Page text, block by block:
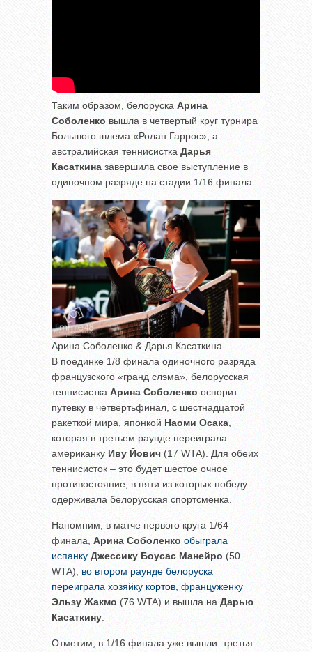
Таким образом, белоруска Арина
Соболенко вышла в четвертый круг турнира
Большого шлема «Ролан Гаррос», а
австралийская теннисистка Дарья
Касаткина завершила свое выступление в
одиночном разряде на стадии 1/16 финала.
Арина Соболенко & Дарья Касаткина
В поединке 1/8 финала одиночного разряда
французского «гранд слэма», белорусская
теннисистка Арина Соболенко оспорит
путевку в четвертьфинал, с шестнадцатой
ракеткой мира, японкой Наоми Осака
которая в третьем раунде переиграла
американку Иву Йович (17 WTA). Для обеих
теннисисток – это будет шестое очное
противостояние, в пяти из которых победу
одерживала белорусская спортсменка.
Напомним, в матче первого круга 1/64
финала, Арина Соболенко обыграла
испанку Джессику Боусас Манейро (50
WTA), во втором раунде белоруска
переиграла хозяйку кортов, француженку
Эльзу Жакмо (76 WTA) и вышла на Дарью
Касаткину
Отметим, в 1/16 финала уже вышли: третья